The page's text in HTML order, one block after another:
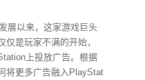
展以来，这家游戏巨头
是玩家不满的开始，
上投放广告。根据
将更多广告融入PlayStat